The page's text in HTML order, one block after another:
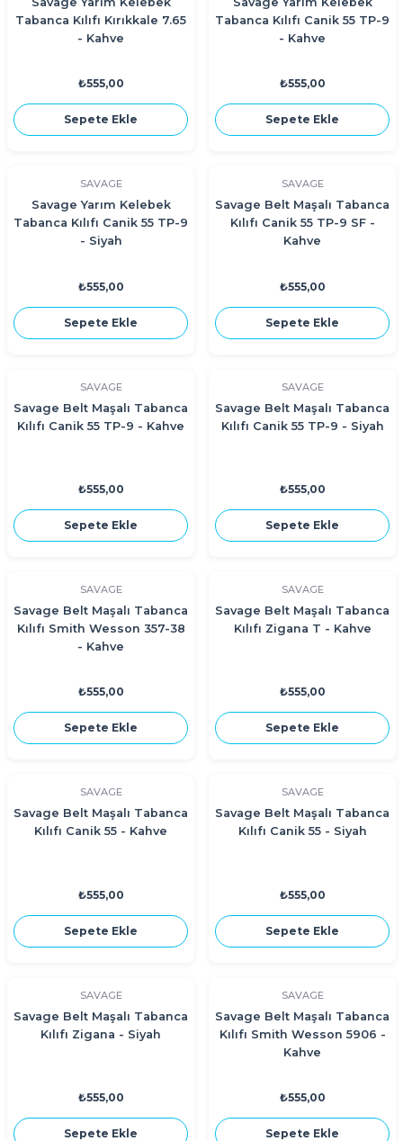
Tabanca Kılıfı Kırıkkale 7.65
- Kahve
₺555,00
Sepete Ekle
Tabanca Kılıfı Canik 55 TP-9
- Kahve
₺555,00
Sepete Ekle
SAVAGE
Savage Yarım Kelebek
Tabanca Kılıfı Canik 55 TP-9
- Siyah
₺555,00
Sepete Ekle
SAVAGE
Savage Belt Maşalı Tabanca
Kılıfı Canik 55 TP-9 SF -
Kahve
₺555,00
Sepete Ekle
SAVAGE
Savage Belt Maşalı Tabanca
Kılıfı Canik 55 TP-9 - Kahve
₺555,00
Sepete Ekle
SAVAGE
Savage Belt Maşalı Tabanca
Kılıfı Canik 55 TP-9 - Siyah
₺555,00
Sepete Ekle
SAVAGE
Savage Belt Maşalı Tabanca
Kılıfı Smith Wesson 357-38
- Kahve
₺555,00
Sepete Ekle
SAVAGE
Savage Belt Maşalı Tabanca
Kılıfı Zigana T - Kahve
₺555,00
Sepete Ekle
SAVAGE
Savage Belt Maşalı Tabanca
Kılıfı Canik 55 - Kahve
₺555,00
Sepete Ekle
SAVAGE
Savage Belt Maşalı Tabanca
Kılıfı Canik 55 - Siyah
₺555,00
Sepete Ekle
SAVAGE
Savage Belt Maşalı Tabanca
Kılıfı Zigana - Siyah
₺555,00
Sepete Ekle
SAVAGE
Savage Belt Maşalı Tabanca
Kılıfı Smith Wesson 5906 -
Kahve
₺555,00
Sepete Ekle